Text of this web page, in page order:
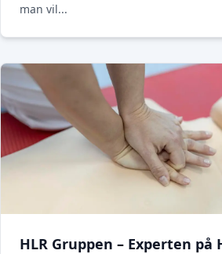
man vil...
HLR Gruppen – Experten på